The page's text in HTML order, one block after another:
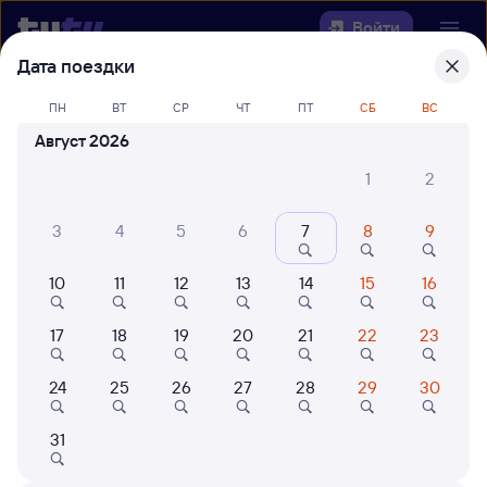
Войти
Выберите день, чтобы найтиж/д
билеты Астрахань — Тамерлан
Куда
Когда
Кто едет
Найти поезда
Дата поездки
ПН ВТ СР ЧТ ПТ СБ ВС
Август 2026
1
2
3 4 5 6 7 8 9
10 11 12 13 14 15 16
17 18 19 20 21 22 23
24 25 26 27 28 29 30
31